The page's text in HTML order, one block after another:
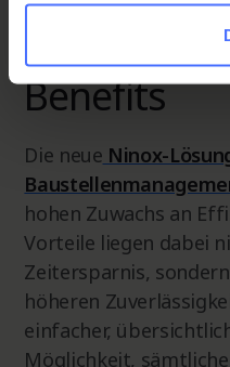
Benefits
Die neue Ninox-
hohen Zuwachs an
Vorteile liegen dabei
Zeitersparnis,
höheren
einfacher,
Möglichkeit,